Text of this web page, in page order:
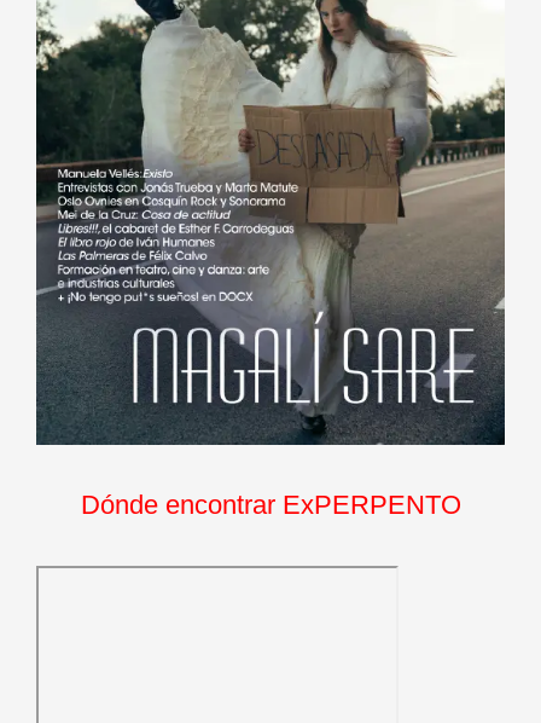
Dónde encontrar ExPERPENTO